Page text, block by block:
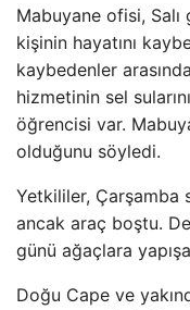
Mabuyane ofisi,
kişinin hayatını
kaybedenler
hizmetinin sel
öğrencisi var.
olduğunu söyledi.
Yetkililer, Çarşamba
ancak araç boştu.
günü ağaçlara
Doğu Cape ve